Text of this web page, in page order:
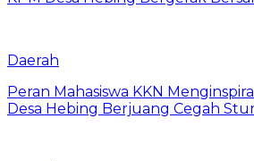
Daerah
Peran Mahasiswa KKN
Desa Hebing Berjuang Cegah